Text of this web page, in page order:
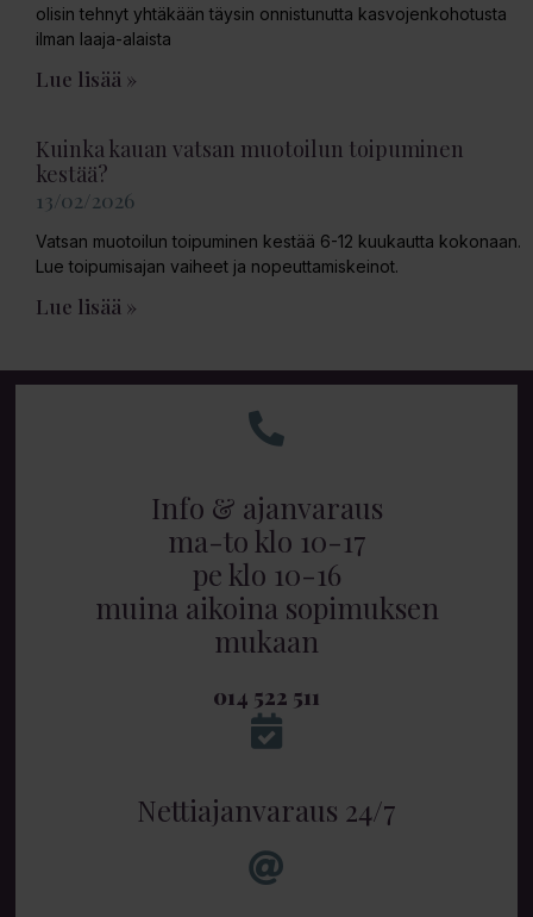
olisin tehnyt yhtäkään täysin onnistunutta kasvojenkohotusta
ilman laaja-alaista
Lue lisää »
Kuinka kauan vatsan muotoilun toipuminen
kestää?
13/02/2026
Vatsan muotoilun toipuminen kestää 6-12 kuukautta kokonaan.
Lue toipumisajan vaiheet ja nopeuttamiskeinot.
Lue lisää »
Info & ajanvaraus
ma-to klo 10-17
pe klo 10-16
muina aikoina sopimuksen
mukaan
014 522 511
Nettiajanvaraus 24/7